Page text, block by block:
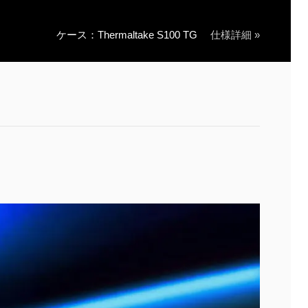
ケース：Thermaltake S100 TG 仕様詳細 »